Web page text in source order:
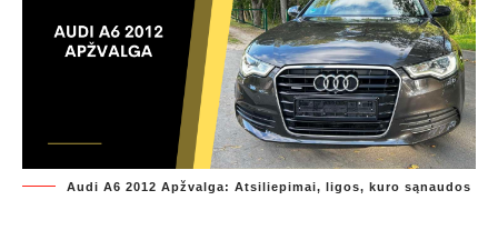
Audi A6 2012 Apžvalga: Atsiliepimai, ligos, kuro sąnaudos